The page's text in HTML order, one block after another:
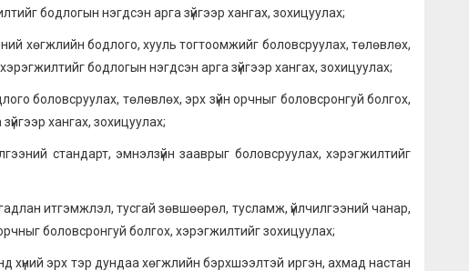
бодлогын нэгдсэн арга зүйгээр хангах, зохицуулах;
бодлого, хууль тогтоомжийг боловсруулах, төлөвлөх,
бодлогын нэгдсэн арга зүйгээр хангах, зохицуулах;
төлөвлөх, эрх зүйн орчныг боловсронгуй болгох,
хангах, зохицуулах;
стандарт, эмнэлзүйн зааврыг боловсруулах, хэрэгжилтийг
итгэмжлэл, тусгай зөвшөөрөл, тусламж, үйлчилгээний чанар,
боловсронгуй болгох, хэрэгжилтийг зохицуулах;
эрх тэр дундаа хөгжлийн бэрхшээлтэй иргэн, ахмад настан